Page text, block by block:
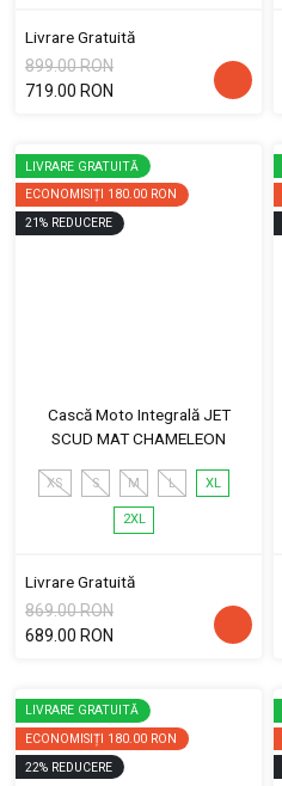
Livrare Gratuită
899.00 RON
719.00 RON
LIVRARE GRATUITĂ
ECONOMISIȚI 180.00 RON
21% REDUCERE
Cască Moto Integrală JET
SCUD MAT CHAMELEON
XS S M L XL
2XL
Livrare Gratuită
869.00 RON
689.00 RON
LIVRARE GRATUITĂ
ECONOMISIȚI 180.00 RON
22% REDUCERE